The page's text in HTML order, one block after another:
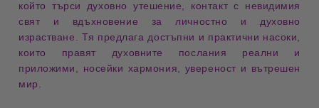
който търси духовно утешение, контакт с невидимия
свят и вдъхновение за личностно и духовно
израстване
. Тя предлага достъпни и практични насоки
които правят духовните послания реални и
приложими, носейки хармония, увереност и вътрешен
мир